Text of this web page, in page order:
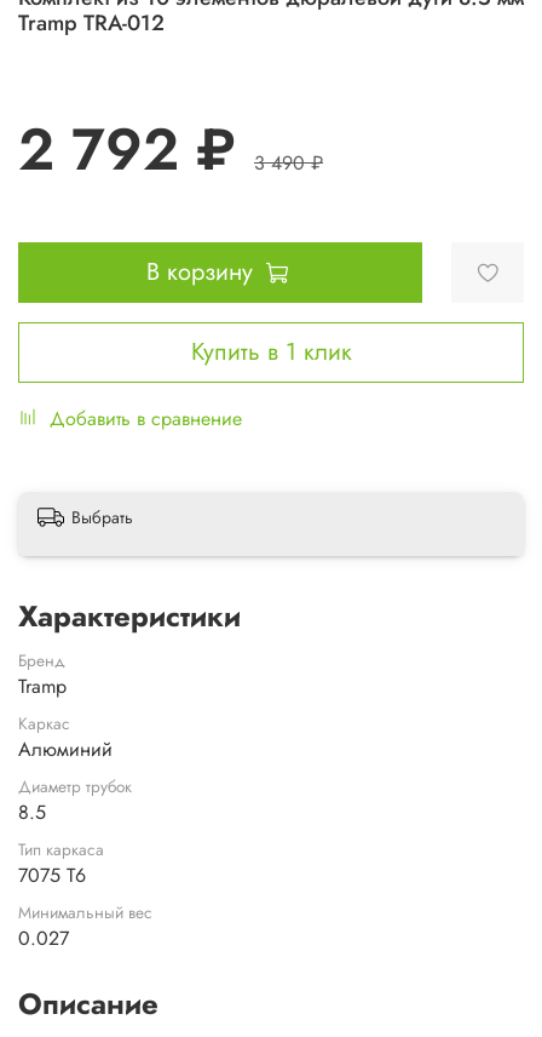
Tramp TRA-012
2 792 ₽ 3 490 ₽
В корзину
Купить в 1 клик
Добавить в сравнение
Выбрать
Характеристики
Бренд
Tramp
Каркас
Алюминий
Диаметр трубок
8.5
Тип каркаса
7075 T6
Минимальный вес
0.027
Описание